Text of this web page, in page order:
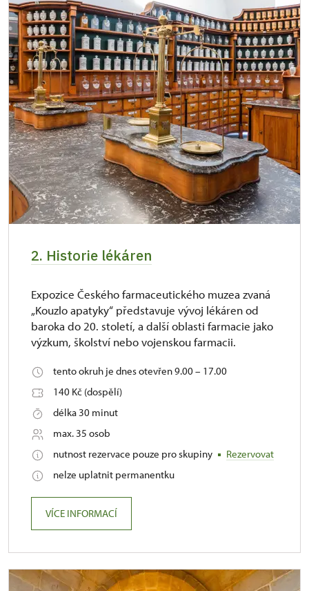
2. Historie lékáren
Expozice Českého farmaceutického muzea zvaná
„Kouzlo apatyky“ představuje vývoj lékáren od
baroka do 20. století, a další oblasti farmacie jako
výzkum, školství nebo vojenskou farmacii.
tento okruh je dnes otevřen 9.00 – 17.00
140 Kč (dospělí)
délka 30 minut
max. 35 osob
nutnost rezervace pouze pro skupiny
Rezervovat
nelze uplatnit permanentku
VÍCE INFORMACÍ